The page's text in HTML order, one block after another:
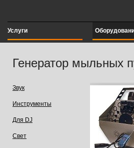
Услуги
Генератор мыльных
Звук
Инструменты
Для DJ
Свет